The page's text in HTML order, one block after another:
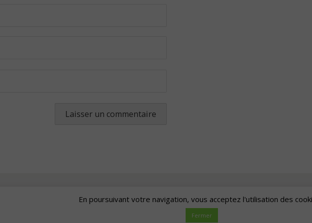
Artscape| Fièrement propulsé parMantra&WordPress.
En poursuivant votre navigation, vous acceptez l'utilisation des
Fermer